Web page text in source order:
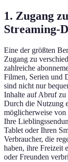
1. Zugang
Streaming-
Eine der größten
Zugang zu
zahlreiche
Filmen, Serien und
sind nicht nur
Inhalte auf Abruf zu
Durch die Nutzung
möglicherweise von
Ihre
Tablet oder Ihren
Verbraucher, die
haben, ihre Freizeit
oder Freunden